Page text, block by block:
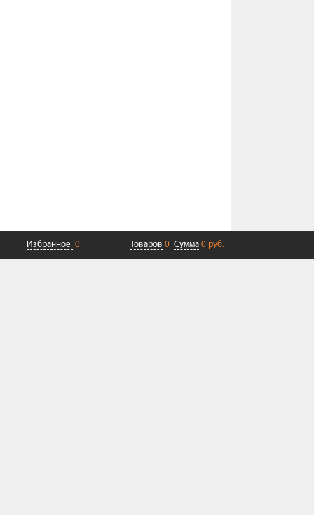
Избранное 0 Товаров 0 Сумма 0 руб.